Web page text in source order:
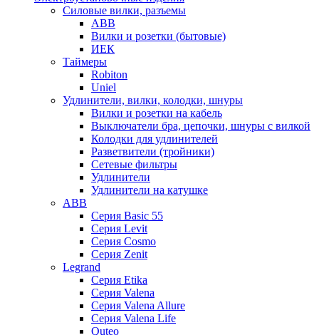
Силовые вилки, разъемы
ABB
Вилки и розетки (бытовые)
ИЕК
Таймеры
Robiton
Uniel
Удлинители, вилки, колодки, шнуры
Вилки и розетки на кабель
Выключатели бра, цепочки, шнуры с вилкой
Колодки для удлинителей
Разветвители (тройники)
Сетевые фильтры
Удлинители
Удлинители на катушке
ABB
Серия Basic 55
Серия Levit
Серия Cosmo
Серия Zenit
Legrand
Серия Etika
Серия Valena
Серия Valena Allure
Серия Valena Life
Quteo